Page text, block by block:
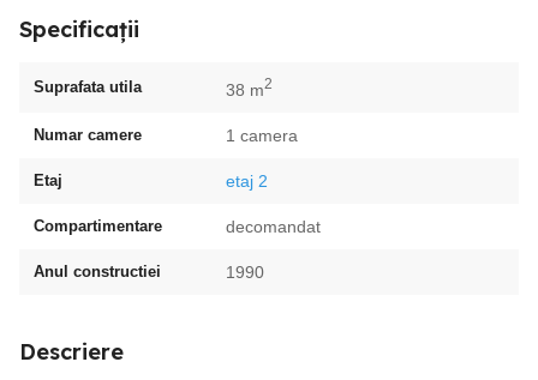
Specificații
Suprafata utila 38 m2
Numar camere 1 camera
Etaj etaj 2
Compartimentare decomandat
Anul constructiei 1990
Descriere